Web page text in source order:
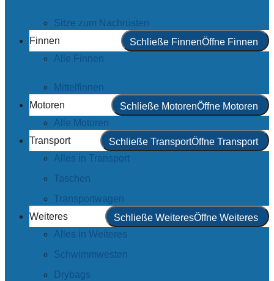
Sitze zum Nachrüsten
Finnen
Schließe FinnenÖffne Finnen
Alle Finnen
Mittelfinnen
Motoren
Schließe MotorenÖffne Motoren
Alle Motoren
Transport
Schließe TransportÖffne Transport
Alles in Transport
Taschen
Transportwagen
Weiteres
Schließe WeiteresÖffne Weiteres
Alles in Weiteres
Schwimmwesten
Drybags